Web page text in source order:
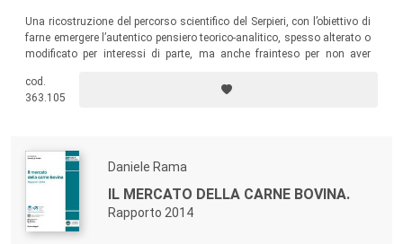
Una ricostruzione del percorso scientifico del Serpieri, con l’obiettivo di
farne emergere l’autentico pensiero teorico-analitico, spesso alterato o
modificato per interessi di parte, ma anche frainteso per non aver
cod.
363.105
Daniele Rama
IL MERCATO DELLA CARNE BOVINA.
Rapporto 2014